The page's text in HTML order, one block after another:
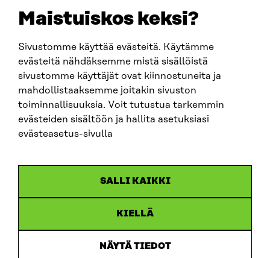
Maistuiskos keksi?
Sivustomme käyttää evästeitä. Käytämme
evästeitä nähdäksemme mistä sisällöistä
sivustomme käyttäjät ovat kiinnostuneita ja
mahdollistaaksemme joitakin sivuston
toiminnallisuuksia. Voit tutustua tarkemmin
evästeiden sisältöön ja hallita asetuksiasi
evästeasetus-sivulla
SALLI KAIKKI
KIELLÄ
NÄYTÄ TIEDOT
firstname.lastname@sitra.fi
SITRA ON SOCIAL MEDIA
LinkedIn
Instagram